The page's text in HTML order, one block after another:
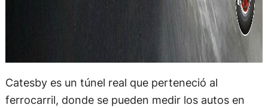
Catesby es un túnel real que perteneció al
ferrocarril, donde se pueden medir los autos en